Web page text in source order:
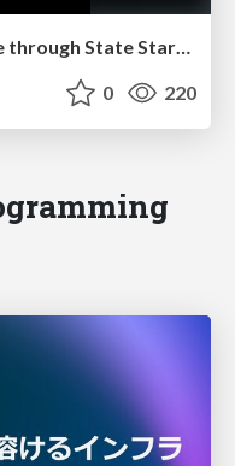
Openness and platform state through State Startups
0 220